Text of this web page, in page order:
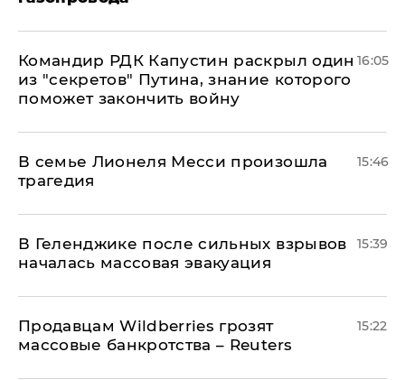
Командир РДК Капустин раскрыл один
из "секретов" Путина, знание которого
поможет закончить войну
16:05
В семье Лионеля Месси произошла
трагедия
15:46
В Геленджике после сильных взрывов
началась массовая эвакуация
15:39
Продавцам Wildberries грозят
массовые банкротства – Reuters
15:22